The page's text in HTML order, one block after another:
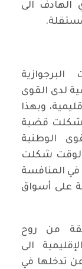
الهادف الى
لدى القوى
وبهذا
شكلت قضية
الوطنية
الوقت شكلت
في المنافسة
على أسواق
من روح
الى
تدخلها في